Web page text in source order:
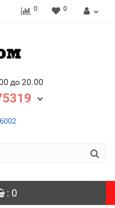
0 0
до 20.00
: 0